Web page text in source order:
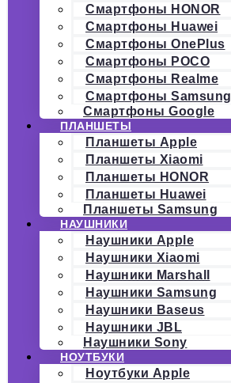
Смартфоны HONOR
Смартфоны Huawei
Смартфоны OnePlus
Смартфоны POCO
Смартфоны Realme
Смартфоны Samsung
Смартфоны Google
ПЛАНШЕТЫ
Планшеты Apple
Планшеты Xiaomi
Планшеты HONOR
Планшеты Huawei
Планшеты Samsung
НАУШНИКИ
Наушники Apple
Наушники Xiaomi
Наушники Marshall
Наушники Samsung
Наушники Baseus
Наушники JBL
Наушники Sony
НОУТБУКИ
Ноутбуки Apple